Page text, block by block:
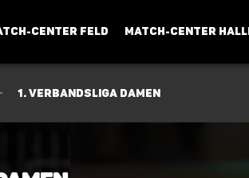
CENTER FELD MATCH-CENTER
1. Verbandsliga Damen